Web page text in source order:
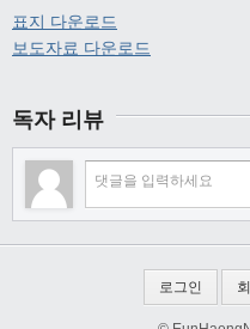
표지 다운로드
보도자료 다운로드
독자 리뷰
로그인